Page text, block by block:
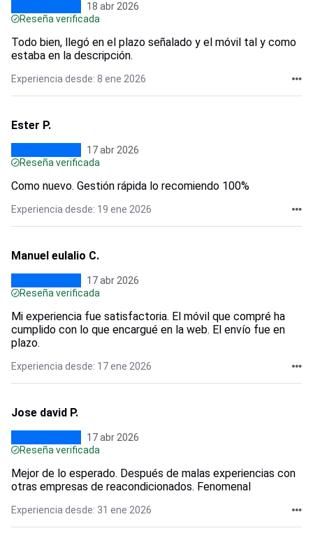
18 abr 2026
Reseña verificada
Todo bien, llegó en el plazo señalado y el móvil tal y como
estaba en la descripción.
Experiencia desde: 8 ene 2026
Ester P.
17 abr 2026
Reseña verificada
Como nuevo. Gestión rápida lo recomiendo 100%
Experiencia desde: 19 ene 2026
Manuel eulalio C.
17 abr 2026
Reseña verificada
Mi experiencia fue satisfactoria. El móvil que compré ha
cumplido con lo que encargué en la web. El envío fue en
plazo.
Experiencia desde: 17 ene 2026
Jose david P.
17 abr 2026
Reseña verificada
Mejor de lo esperado. Después de malas experiencias con
otras empresas de reacondicionados. Fenomenal
Experiencia desde: 31 ene 2026